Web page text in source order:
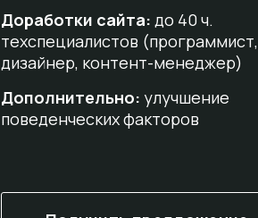
Доработки сайта: до 40 ч.
техспециалистов (программист,
дизайнер, контент-менеджер)
Дополнительно: улучшение
поведенческих факторов